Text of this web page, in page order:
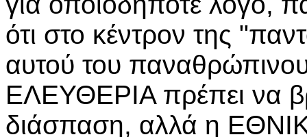
ότι στο κέντρον της
αυτού του
ΕΛΕΥΘΕΡΙΑ πρέπει να
διάσπαση, αλλά η